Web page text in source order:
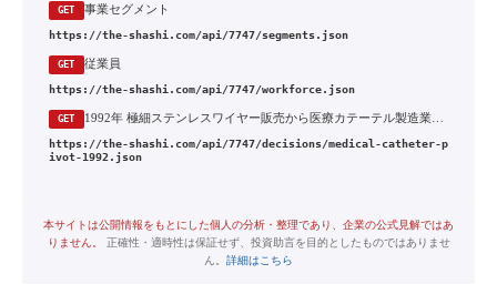
GET 事業セグメント
https://the-shashi.com/api/7747/segments.json
GET 従業員
https://the-shashi.com/api/7747/workforce.json
GET 1992年 極細ステンレスワイヤー販売から医療カテーテル製造業への転換と、国内初のPCIガイドワイヤーの製品化
https://the-shashi.com/api/7747/decisions/medical-catheter-p
ivot-1992.json
本サイトは公開情報をもとにした個人の分析・整理であり、企業の公式見解ではあ
りません。
正確性・適時性は保証せず、投資助言を目的としたものではありませ
ん。 詳細はこちら